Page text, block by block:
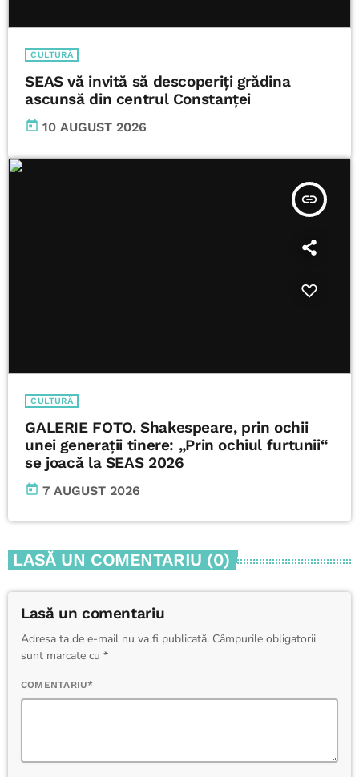
CULTURĂ
SEAS vă invită să descoperiți grădina
ascunsă din centrul Constanței
today 10 AUGUST 2026
insert_link
CULTURĂ
GALERIE FOTO. Shakespeare, prin ochii
unei generații tinere: „Prin ochiul furtunii“
se joacă la SEAS 2026
today 7 AUGUST 2026
LASĂ UN COMENTARIU (0)
Lasă un comentariu
Adresa ta de e-mail nu va fi publicată. Câmpurile obligatorii
sunt marcate cu *
COMENTARIU*